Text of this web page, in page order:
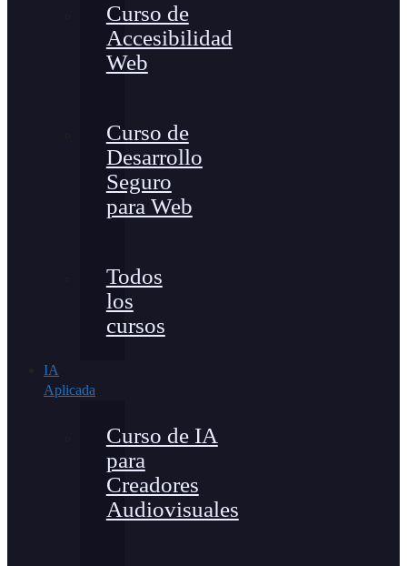
Curso de
Accesibilidad
Web
Curso de
Desarrollo
Seguro
para Web
Todos
los
cursos
IA
Aplicada
Curso de IA
para
Creadores
Audiovisuales